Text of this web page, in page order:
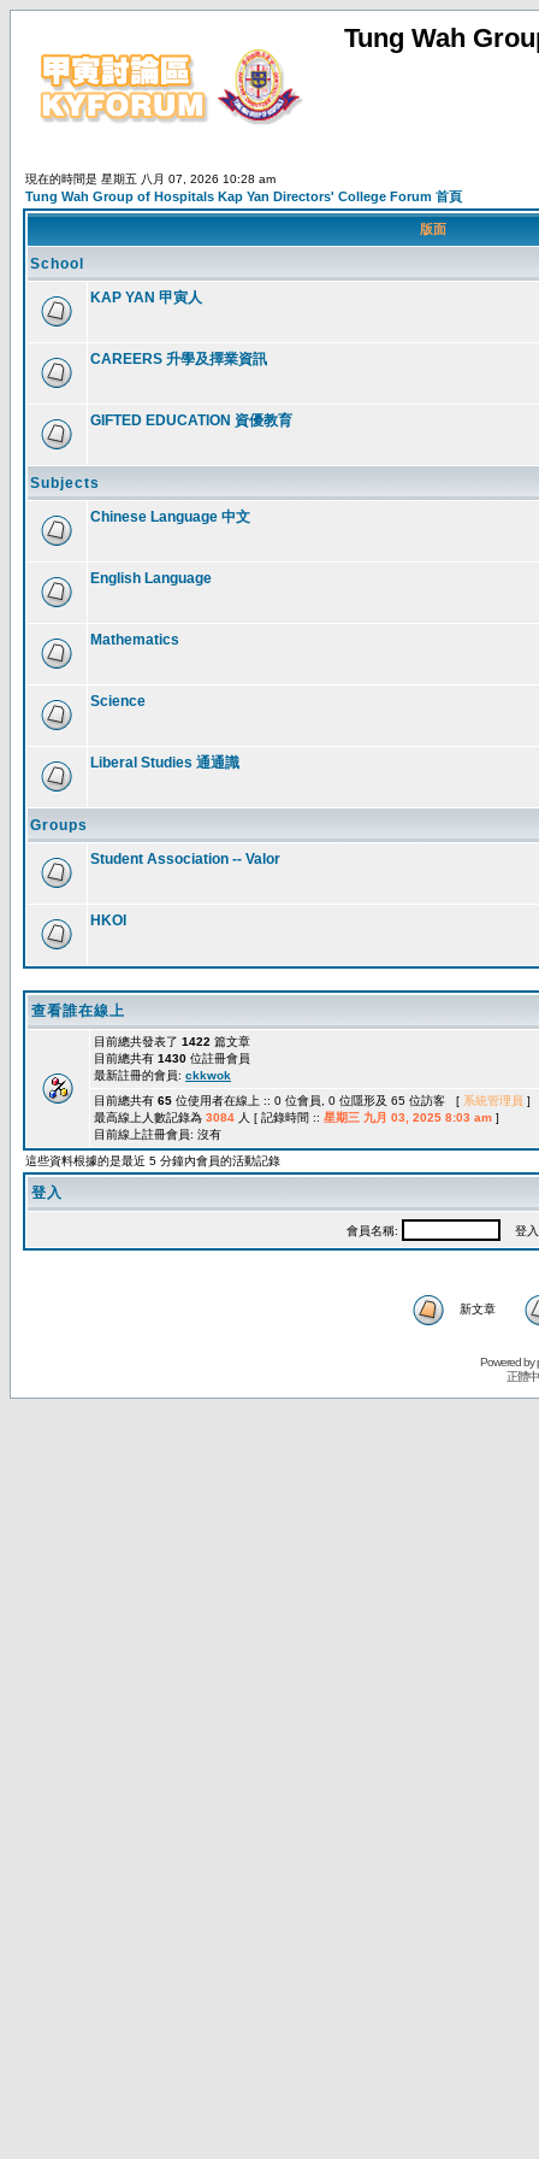
Tung Wah
現在的時間是 星期五 八月 07, 2026 10:28 am
Tung Wah Group of Hospitals Kap Yan Directors' College Forum 首頁
版面
School
KAP YAN 甲寅人
CAREERS 升學及擇業資訊
GIFTED EDUCATION 資優教育
Subjects
Chinese Language 中文
English Language
Mathematics
Science
Liberal Studies 通通識
Groups
Student Association -- Valor
HKOI
查看誰在線上
目前總共發表了 1422 篇文章
目前總共有 1430 位註冊會員
最新註冊的會員: ckkwok
目前總共有 65 位使用者在線上 :: 0 位會員, 0 位隱形及 65 位訪客 [ 系統管理員 ]
最高線上人數記錄為 3084 人 [ 記錄時間 :: 星期三 九月 03, 2025 8:03 am ]
目前線上註冊會員: 沒有
這些資料根據的是最近 5 分鐘內會員的活動記錄
登入
會員名稱: 登入
新文章
Powered by
正體